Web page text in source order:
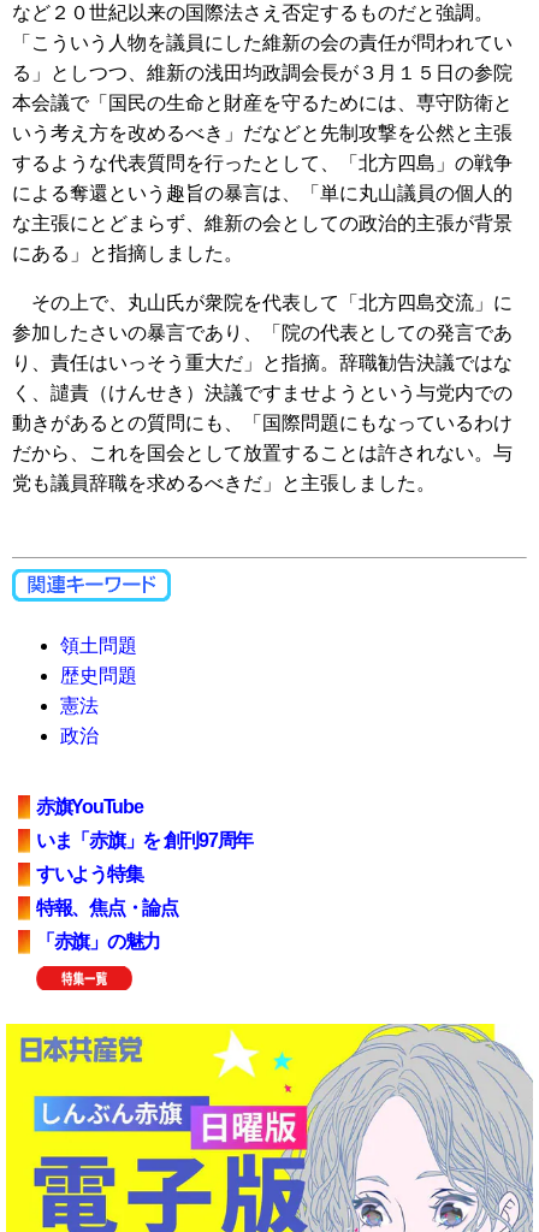
など２０世紀以来の国際法さえ否定するものだと強調。
「こういう人物を議員にした維新の会の責任が問われてい
る」としつつ、維新の浅田均政調会長が３月１５日の参院
本会議で「国民の生命と財産を守るためには、専守防衛と
いう考え方を改めるべき」だなどと先制攻撃を公然と主張
するような代表質問を行ったとして、「北方四島」の戦争
による奪還という趣旨の暴言は、「単に丸山議員の個人的
な主張にとどまらず、維新の会としての政治的主張が背景
にある」と指摘しました。
その上で、丸山氏が衆院を代表して「北方四島交流」に
参加したさいの暴言であり、「院の代表としての発言であ
り、責任はいっそう重大だ」と指摘。辞職勧告決議ではな
く、譴責（けんせき）決議ですませようという与党内での
動きがあるとの質問にも、「国際問題にもなっているわけ
だから、これを国会として放置することは許されない。与
党も議員辞職を求めるべきだ」と主張しました。
領土問題
歴史問題
憲法
政治
赤旗YouTube
いま「赤旗」を 創刊97周年
すいよう特集
特報、焦点・論点
「赤旗」の魅力